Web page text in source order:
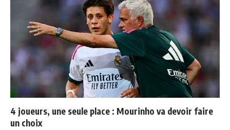
4 joueurs, une seule place : Mourinho va devoir faire
un choix